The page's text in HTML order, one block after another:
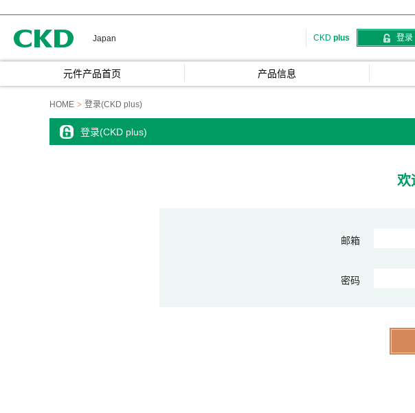
Japan CKD plus 登录
元件产品首页 产品信息
HOME 登录(CKD plus)
登录(CKD plus)
欢
邮箱
密码